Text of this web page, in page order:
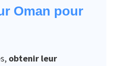
Oman pour
obtenir leur